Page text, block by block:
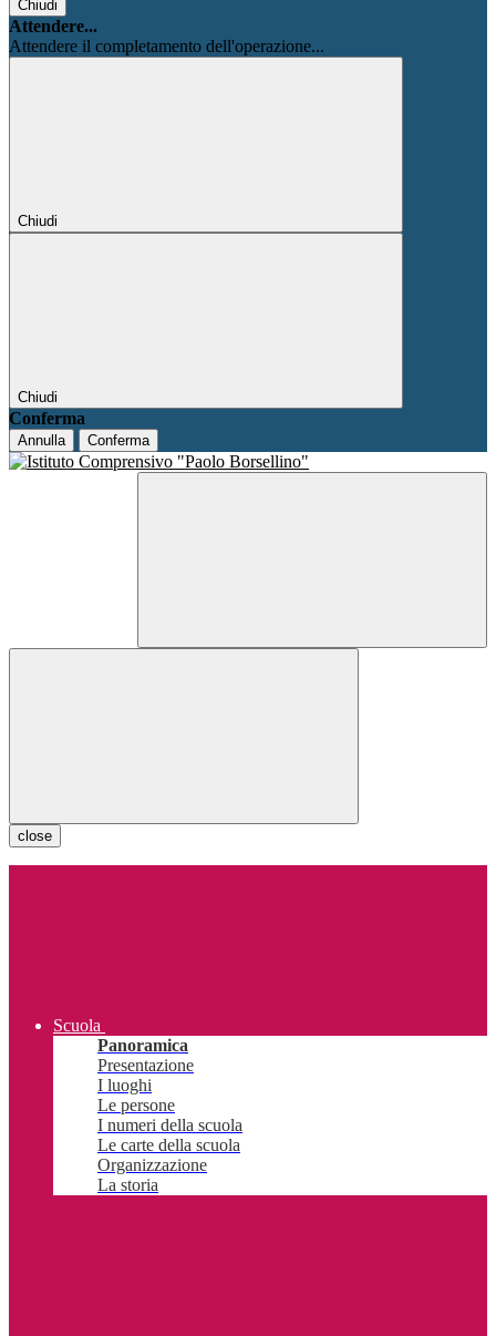
Chiudi
Attendere...
Attendere il completamento dell'operazione...
Chiudi
Chiudi
Conferma
Annulla Conferma
close
Scuola
Panoramica
Presentazione
I luoghi
Le persone
I numeri della scuola
Le carte della scuola
Organizzazione
La storia